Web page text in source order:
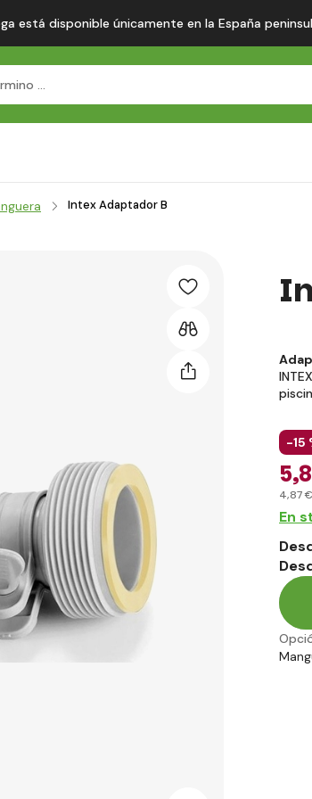
está disponible únicamente en la España
Intex Adaptador B
-15
5
4,87 €
En